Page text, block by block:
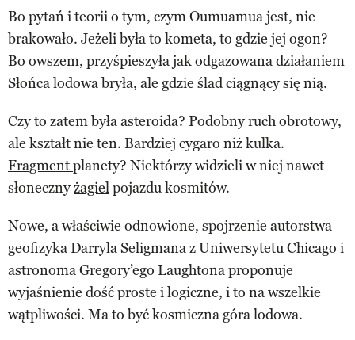
Bo pytań i teorii o tym, czym Oumuamua jest, nie
brakowało. Jeżeli była to kometa, to gdzie jej ogon?
Bo owszem, przyśpieszyła jak odgazowana działaniem
Słońca lodowa bryła, ale gdzie ślad ciągnący się nią.
Czy to zatem była asteroida? Podobny ruch obrotowy,
ale kształt nie ten. Bardziej cygaro niż kulka.
Fragmentplanety? Niektórzy widzieli w niej nawet
słonecznyżagielpojazdu kosmitów.
Nowe, a właściwie odnowione, spojrzenie autorstwa
geofizyka Darryla Seligmana z Uniwersytetu Chicago i
astronoma Gregory’ego Laughtona proponuje
wyjaśnienie dość proste i logiczne, i to na wszelkie
wątpliwości. Ma to być kosmiczna góra lodowa.